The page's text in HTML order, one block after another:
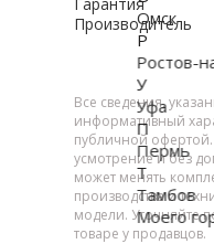
Производитель
Все сведения,
информативный
публичной
усмотрение и без
может менять
производства и
модели. Уточняйте
товаре у продавцов.
Омск
Р
Ростов-
У
Уфа
П
Пермь
Т
Тамбов
Моего